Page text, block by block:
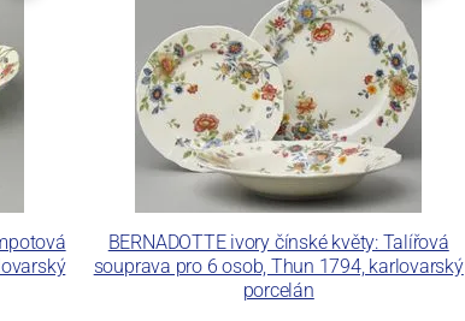
Restaurant.
BERNADOTTE ivory čínské květy: Talířová
souprava pro 6 osob, Thun 1794, karlovarský
porcelán